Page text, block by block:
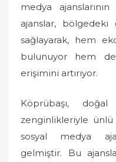
medya
ajanslar,
sağlayarak, hem
bulunuyor hem
erişimini artırıyor.
Köprübaşı,
zenginlikleriyle ünlü
sosyal medya
gelmiştir. Bu